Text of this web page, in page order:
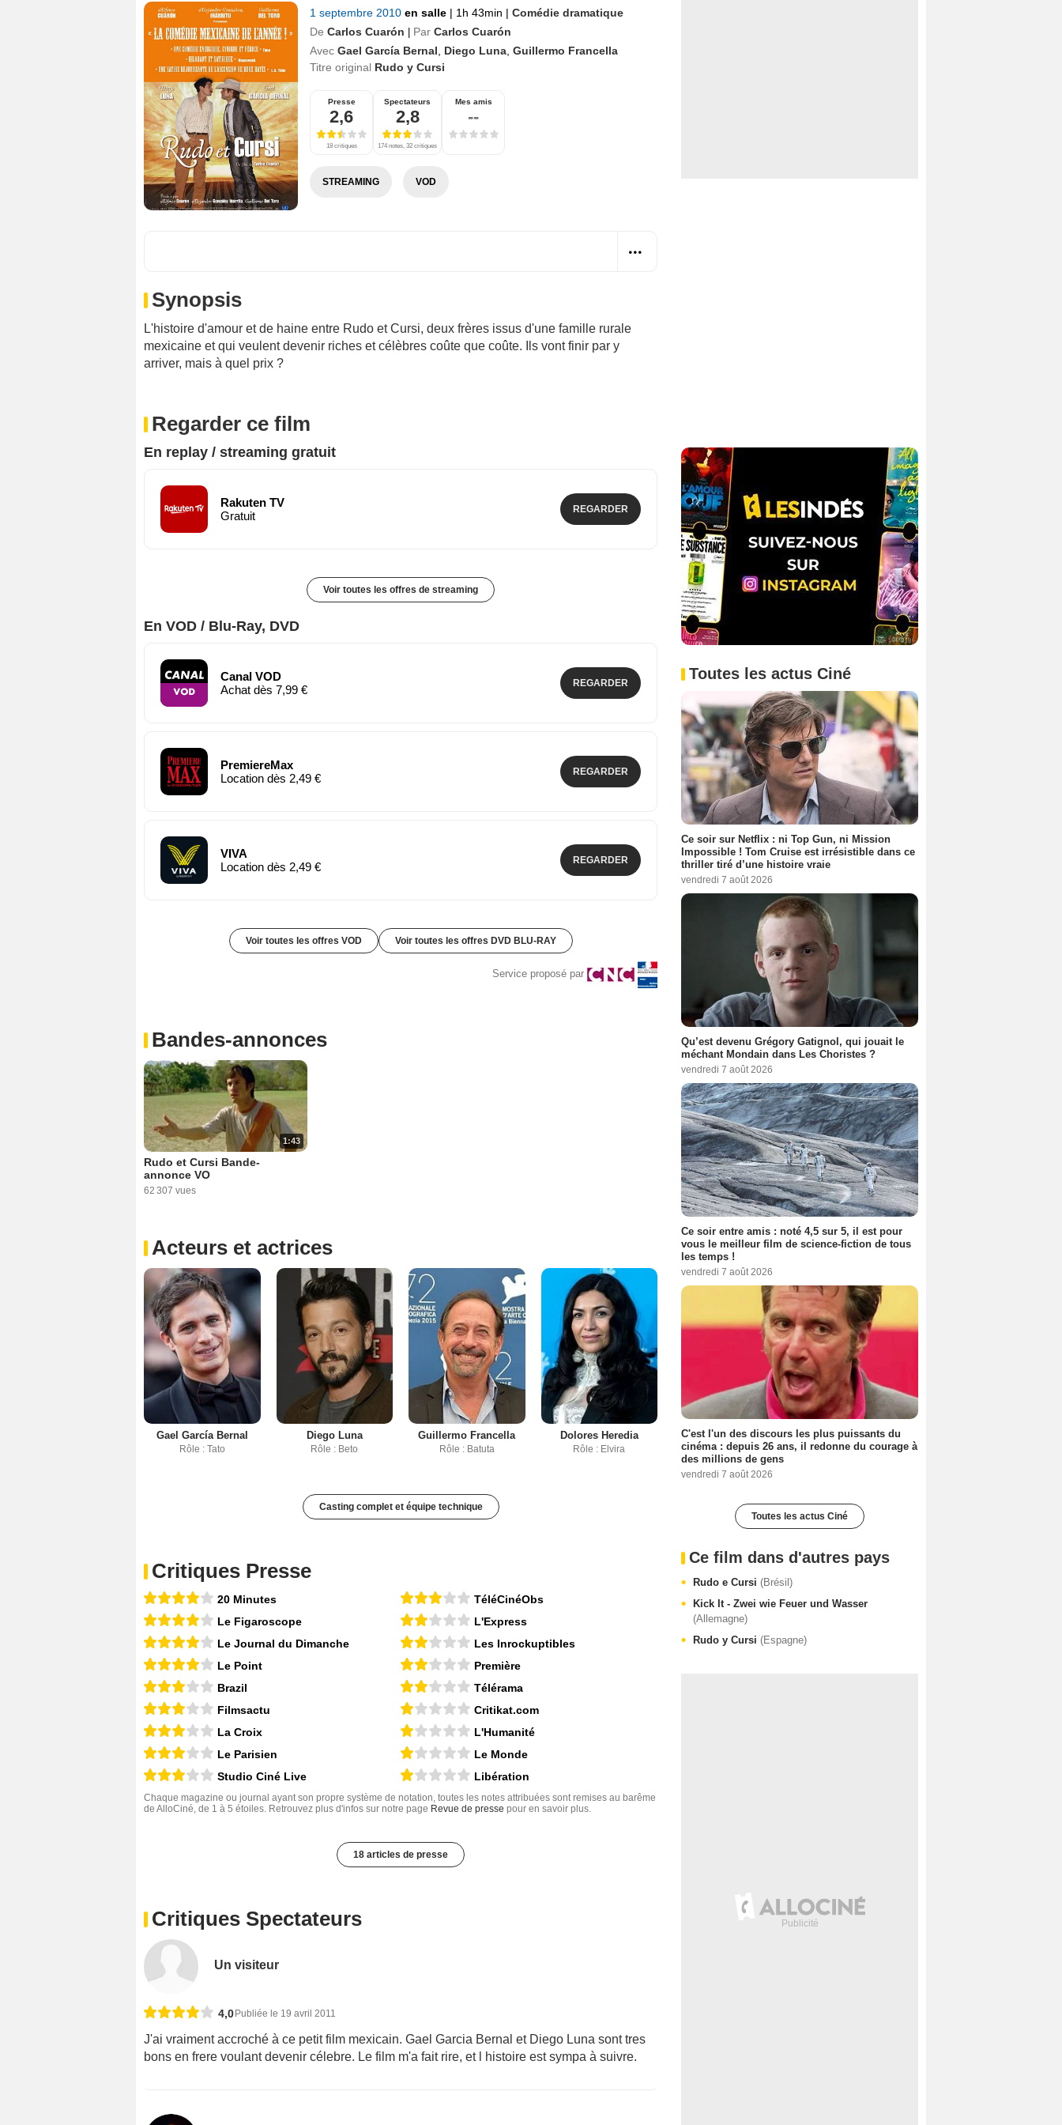
1 septembre 2010 en salle | 1h 43min | Comédie dramatique
De Carlos Cuarón | Par Carlos Cuarón
Avec Gael García Bernal Diego Luna Guillermo Francella
Titre original Rudo y Cursi
Presse
2,6
18 critiques
Spectateurs
2,8
174 notes, 32 critiques
Mes amis
--
STREAMING VOD
Synopsis
L'histoire d'amour et de haine entre Rudo et Cursi, deux frères issus d'une famille rurale
mexicaine et qui veulent devenir riches et célèbres coûte que coûte. Ils vont finir par y
arriver, mais à quel prix ?
Regarder ce film
En replay / streaming gratuit
Rakuten TV
Gratuit
REGARDER
Voir toutes les offres de streaming
En VOD / Blu-Ray, DVD
Canal VOD
Achat dès 7,99 €
REGARDER
PremiereMax
Location dès 2,49 €
REGARDER
VIVA
Location dès 2,49 €
REGARDER
Voir toutes les offres VOD Voir toutes les offres DVD BLU-RAY
Service proposé par
Bandes-annonces
1:43
Rudo et Cursi Bande-
annonce VO
62 307 vues
Acteurs et actrices
Gael García Bernal
Rôle : Tato
Diego Luna
Rôle : Beto
Guillermo Francella
Rôle : Batuta
Dolores Heredia
Rôle : Elvira
Casting complet et équipe technique
Critiques Presse
20 Minutes
Le Figaroscope
Le Journal du Dimanche
Le Point
Brazil
Filmsactu
La Croix
Le Parisien
Studio Ciné Live
TéléCinéObs
L'Express
Les Inrockuptibles
Première
Télérama
Critikat.com
L'Humanité
Le Monde
Libération
Chaque magazine ou journal ayant son propre système de notation, toutes les notes attribuées sont remises au barême
de AlloCiné, de 1 à 5 étoiles. Retrouvez plus d'infos sur notre page Revue de presse pour en savoir plus.
18 articles de presse
Critiques Spectateurs
Un visiteur
4,0Publiée le 19 avril 2011
J'ai vraiment accroché à ce petit film mexicain. Gael Garcia Bernal et Diego Luna sont tres
bons en frere voulant devenir célebre. Le film m'a fait rire, et l histoire est sympa à suivre.
Toutes les actus Ciné
Ce soir sur Netflix : ni Top Gun, ni Mission
Impossible ! Tom Cruise est irrésistible dans ce
thriller tiré d’une histoire vraie
vendredi 7 août 2026
Qu’est devenu Grégory Gatignol, qui jouait le
méchant Mondain dans Les Choristes ?
vendredi 7 août 2026
Ce soir entre amis : noté 4,5 sur 5, il est pour
vous le meilleur film de science-fiction de tous
les temps !
vendredi 7 août 2026
C'est l'un des discours les plus puissants du
cinéma : depuis 26 ans, il redonne du courage à
des millions de gens
vendredi 7 août 2026
Toutes les actus Ciné
Ce film dans d'autres pays
Rudo e Cursi (Brésil)
Kick It - Zwei wie Feuer und Wasser
(Allemagne)
Rudo y Cursi (Espagne)